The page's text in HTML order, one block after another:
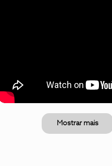
Mostrar mais